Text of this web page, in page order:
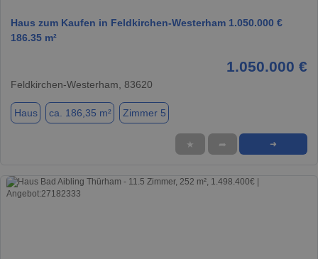
Haus zum Kaufen in Feldkirchen-Westerham 1.050.000 €
186.35 m²
1.050.000 €
Feldkirchen-Westerham, 83620
Haus ca. 186,35 m² Zimmer 5
★ ➦ ➜